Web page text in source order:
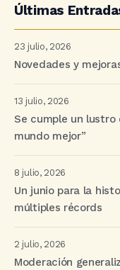
Últimas
23 julio, 2026
Novedades y
13 julio, 2026
Se cumple un lustro
mundo mejor”
8 julio, 2026
Un junio para la
múltiples récords
2 julio, 2026
Moderación